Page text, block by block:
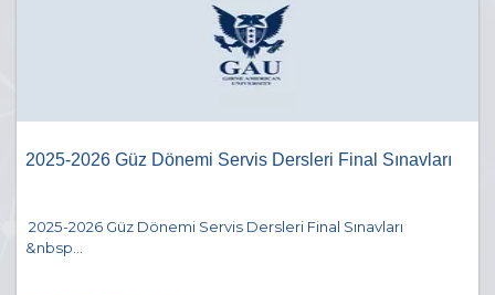
2025-2026 Güz Dönemi Servis Dersleri Final Sınavları
2025-2026 Güz Dönemi Servis Dersleri Final Sınavları
&nbsp...